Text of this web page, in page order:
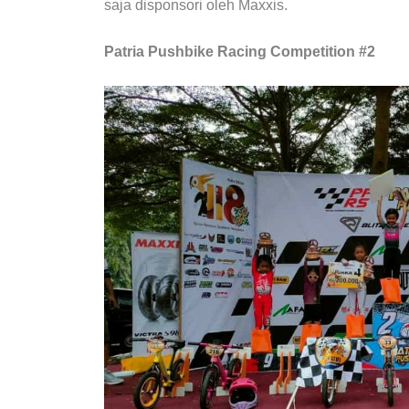
saja disponsori oleh Maxxis.
Patria Pushbike Racing Competition #2